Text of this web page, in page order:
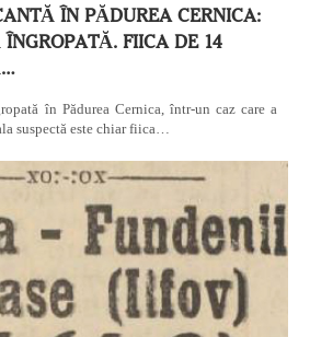
ÎN PĂDUREA CERNICA:
FIICA DE 14
în Pădurea Cernica, într-un caz care a
suspectă este chiar fiica…